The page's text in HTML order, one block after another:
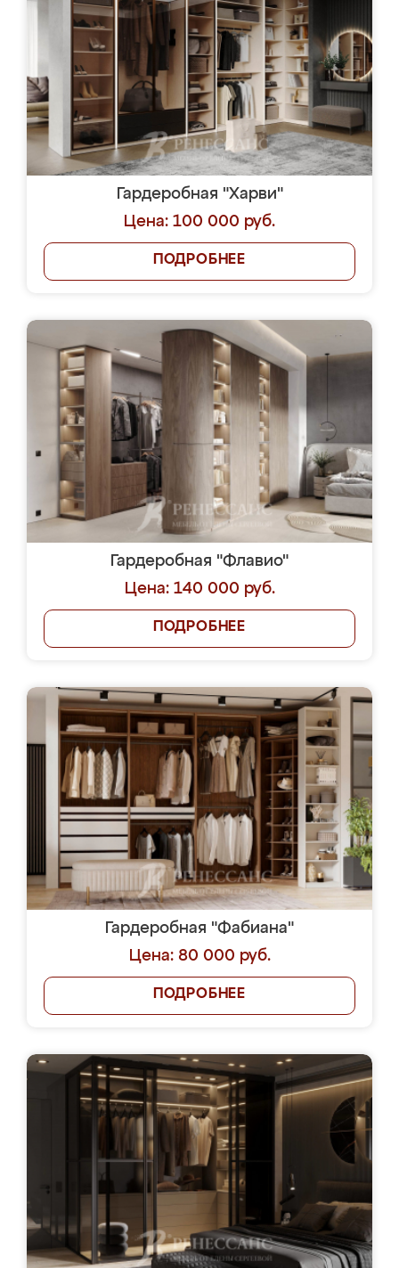
Гардеробная "Харви"
Цена: 100 000 руб.
ПОДРОБНЕЕ
Гардеробная "Флавио"
Цена: 140 000 руб.
ПОДРОБНЕЕ
Гардеробная "Фабиана"
Цена: 80 000 руб.
ПОДРОБНЕЕ